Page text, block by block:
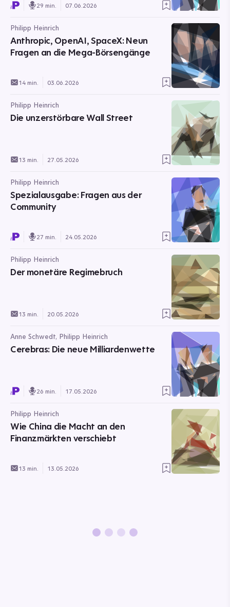
29 min. 07.06.2026
Philipp Heinrich
Anthropic, OpenAI, SpaceX: Neun
Fragen an die Mega-Börsengänge
14 min. 03.06.2026
Philipp Heinrich
Die unzerstörbare Wall Street
13 min. 27.05.2026
Philipp Heinrich
Spezialausgabe: Fragen aus der
Community
27 min. 24.05.2026
Philipp Heinrich
Der monetäre Regimebruch
13 min. 20.05.2026
Anne Schwedt, Philipp Heinrich
Cerebras: Die neue Milliardenwette
26 min. 17.05.2026
Philipp Heinrich
Wie China die Macht an den
Finanzmärkten verschiebt
13 min. 13.05.2026